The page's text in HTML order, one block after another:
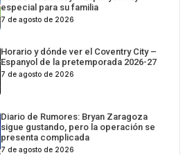
especial para su familia
7 de agosto de 2026
Horario y dónde ver el Coventry City –
Espanyol de la pretemporada 2026-27
7 de agosto de 2026
Diario de Rumores: Bryan Zaragoza
sigue gustando, pero la operación se
presenta complicada
7 de agosto de 2026